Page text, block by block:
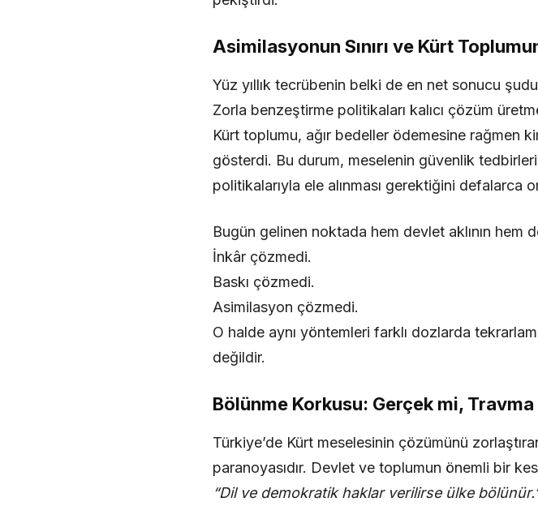
Asimilasyonun Sınırı ve Kürt
Yüz yıllık tecrübenin belki de en net sonucu
Zorla benzeştirme politikaları kalıcı çözüm
Kürt toplumu, ağır bedeller ödemesine rağmen
gösterdi. Bu durum, meselenin güvenlik
politikalarıyla ele alınması gerektiğini defalarca
Bugün gelinen noktada hem devlet aklının
İnkâr çözmedi.
Baskı çözmedi.
Asimilasyon çözmedi.
O halde aynı yöntemleri farklı dozlarda
değildir.
Bölünme Korkusu: Gerçek mi, Travma
Türkiye’de Kürt meselesinin çözümünü
paranoyasıdır. Devlet ve toplumun önemli bir
“Dil ve demokratik haklar verilirse ülke